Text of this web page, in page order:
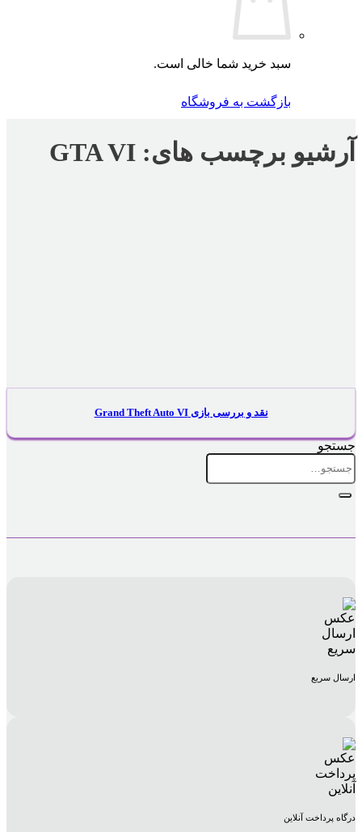
سبد خرید شما خالی است.
بازگشت به فروشگاه
آرشیو برچسب های: GTA VI
نقد و بررسی بازی Grand Theft Auto VI
جستجو
جستجو
برای:
ارسال سریع
درگاه پرداخت آنلاین